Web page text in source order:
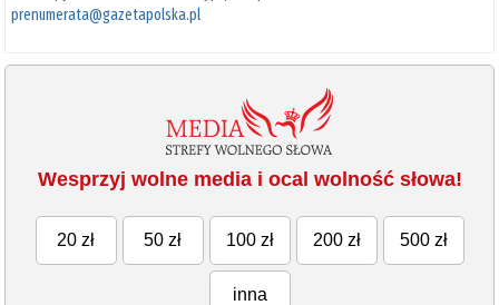
prenumerata@gazetapolska.pl
Wesprzyj wolne media i ocal wolność słowa!
20 zł 50 zł 100 zł 200 zł 500 zł
inna